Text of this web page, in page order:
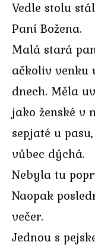
Vedle stolu
Paní Božena.
Malá stará
ačkoliv venku
dnech. Měla
jako ženské v
sepjaté u
vůbec dýchá.
Nebyla tu
Naopak
večer.
Jednou s